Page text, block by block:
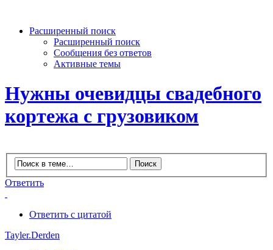
Расширенный поиск
Расширенный поиск
Сообщения без ответов
Активные темы
Нужны очевидцы свадебного
кортежа с грузовиком
Ответить
Ответить с цитатой
Tayler.Derden